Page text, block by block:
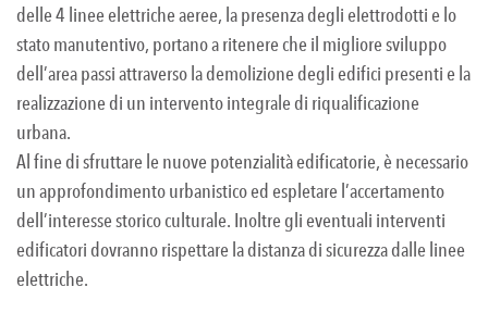
delle 4 linee elettriche aeree, la presenza degli elettrodotti e lo
stato manutentivo, portano a ritenere che il migliore sviluppo
dell’area passi attraverso la demolizione degli edifici presenti e la
realizzazione di un intervento integrale di riqualificazione
urbana.
Al fine di sfruttare le nuove potenzialità edificatorie, è necessario
un approfondimento urbanistico ed espletare l’accertamento
dell’interesse storico culturale. Inoltre gli eventuali interventi
edificatori dovranno rispettare la distanza di sicurezza dalle linee
elettriche.